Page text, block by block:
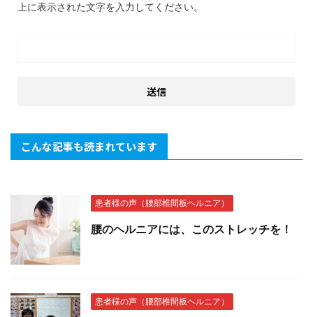
上に表示された文字を入力してください。
こんな記事も読まれています
患者様の声（腰部椎間板ヘルニア）
腰のヘルニアには、このストレッチを！
患者様の声（腰部椎間板ヘルニア）